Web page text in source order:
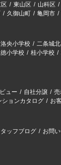
区 東山区 山科区
久御山町 亀岡市
洛央小学校 二条城
小学校 桂小学校
ュー 自社分譲 売
ションカタログ お
タッフブログ お問